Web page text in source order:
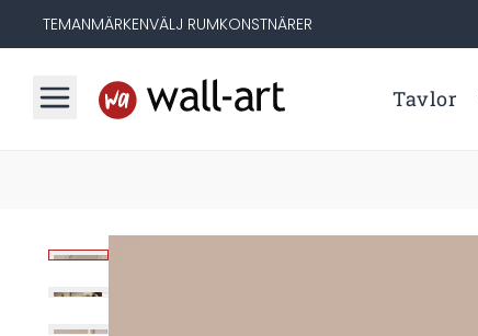
TEMANMÄRKENVÄLJ RUMKONSTNÄRER
Tavlor